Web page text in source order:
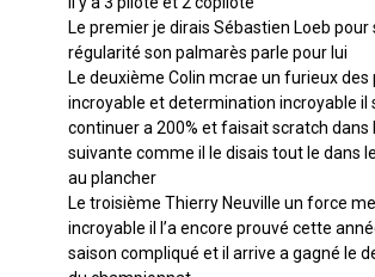
Le premier je dirais Sébastien Loeb pour
régularité son palmarès parle pour lui
Le deuxième Colin mcrae un furieux des
incroyable et determination incroyable il
continuer a 200% et faisait scratch dans
suivante comme il le disais tout le dans
au plancher
Le troisième Thierry Neuville un force
incroyable il l’a encore prouvé cette
saison compliqué et il arrive a gagné le